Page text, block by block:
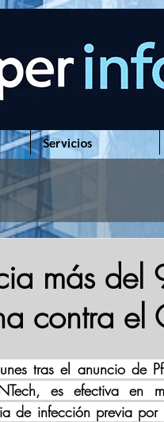
Servicios
más
contra el
tras el anuncio
es efectiva en
de infección previa